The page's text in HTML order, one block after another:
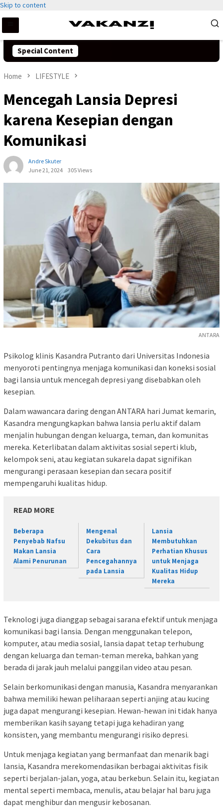
Skip to content
Special Content
Home LIFESTYLE
Mencegah Lansia Depresi
karena Kesepian dengan
Komunikasi
Andre Skuter
June 21, 2024
305 Views
ANTARA
Psikolog klinis Kasandra Putranto dari Universitas Indonesia
menyoroti pentingnya menjaga komunikasi dan koneksi sosial
bagi lansia untuk mencegah depresi yang disebabkan oleh
kesepian.
Dalam wawancara daring dengan ANTARA hari Jumat kemarin,
Kasandra mengungkapkan bahwa lansia perlu aktif dalam
menjalin hubungan dengan keluarga, teman, dan komunitas
mereka. Keterlibatan dalam aktivitas sosial seperti klub,
kelompok seni, atau kegiatan sukarela dapat signifikan
mengurangi perasaan kesepian dan secara positif
mempengaruhi kualitas hidup.
READ MORE
Beberapa
Penyebab Nafsu
Makan Lansia
Alami Penurunan
Mengenal
Dekubitus dan
Cara
Pencegahannya
pada Lansia
Lansia
Membutuhkan
Perhatian Khusus
untuk Menjaga
Kualitas Hidup
Mereka
Teknologi juga dianggap sebagai sarana efektif untuk menjaga
komunikasi bagi lansia. Dengan menggunakan telepon,
komputer, atau media sosial, lansia dapat tetap terhubung
dengan keluarga dan teman-teman mereka, bahkan yang
berada di jarak jauh melalui panggilan video atau pesan.
Selain berkomunikasi dengan manusia, Kasandra menyarankan
bahwa memiliki hewan peliharaan seperti anjing atau kucing
juga dapat mengurangi kesepian. Hewan-hewan ini tidak hanya
memberikan kasih sayang tetapi juga kehadiran yang
konsisten, yang membantu mengurangi risiko depresi.
Untuk menjaga kegiatan yang bermanfaat dan menarik bagi
lansia, Kasandra merekomendasikan berbagai aktivitas fisik
seperti berjalan-jalan, yoga, atau berkebun. Selain itu, kegiatan
mental seperti membaca, menulis, atau belajar hal baru juga
dapat menghibur dan mengusir kebosanan.